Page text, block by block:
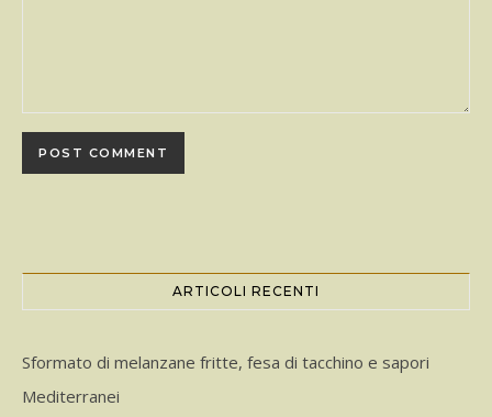
ARTICOLI RECENTI
Sformato di melanzane fritte, fesa di tacchino e sapori
Mediterranei